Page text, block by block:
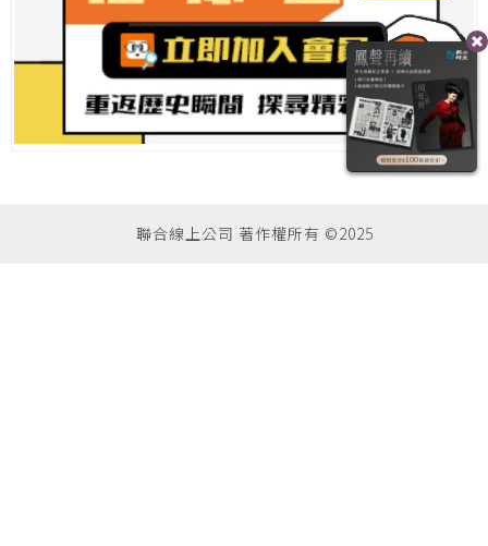
聯合線上公司 著作權所有 ©2025